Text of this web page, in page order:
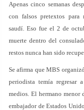
Apenas cinco semanas
con falsos pretextos
saudí. Eso fue el 2 de
muerte dentro del
restos nunca han sido
Se afirma que MBS
periodista temía regresar
medios. El hermano menor
embajador de Estados